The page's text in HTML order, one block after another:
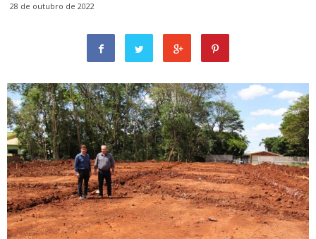
28 de outubro de 2022